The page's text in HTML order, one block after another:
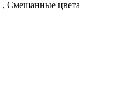
, Смешанные цвета